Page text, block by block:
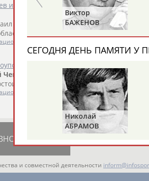
и Екатерина Косова стали первыми на
Матвеев - 88,67. Третий результат
- 87,00. Косова...
агентство СТАДИОН
пройдет без российских
Чемодуров
- 42-м (27,66), Антон Мамаев -
21 января. ...
агентство СТАДИОН)
и совместной деятельности
Виктор
БАЖЕНОВ
СЕГОДНЯ ДЕНЬ ПАМЯТИ У
Николай
АБРАМОВ